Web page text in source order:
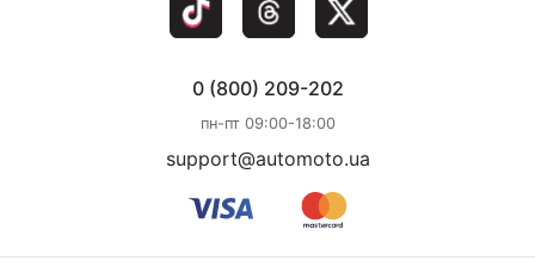
0 (800) 209-202
пн-пт 09:00-18:00
support@automoto.ua